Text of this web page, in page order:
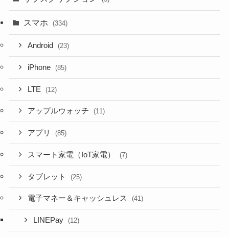
スマホ (334)
Android (23)
iPhone (85)
LTE (12)
アップルウォッチ (11)
アプリ (85)
スマート家電（IoT家電） (7)
タブレット (25)
電子マネー＆キャッシュレス (41)
LINEPay (12)